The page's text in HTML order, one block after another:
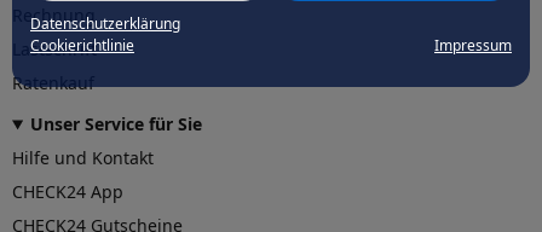
Datenschutzerklärung
Cookierichtlinie
Impressum
Rechnung
Lastschrift
Ratenkauf
Unser Service für Sie
Hilfe und Kontakt
CHECK24 App
CHECK24 Gutscheine